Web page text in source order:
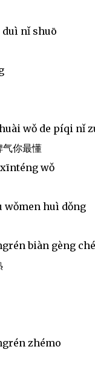
duì nǐ shuō
wǒ de píqi nǐ
气你最懂
wǒ
wǒmen huì dǒng
biàn gèng
zhémo